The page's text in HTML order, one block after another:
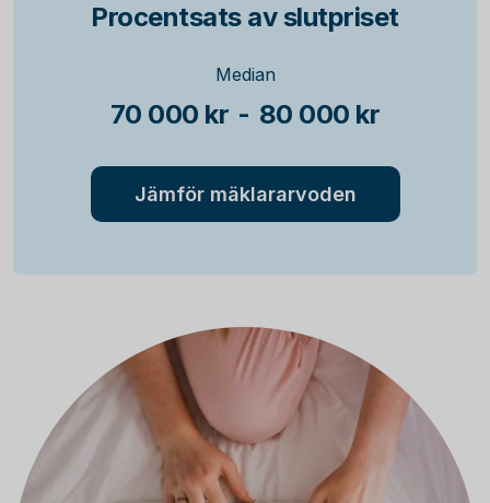
Procentsats av slutpriset
Median
70 000 kr - 80 000 kr
Jämför mäklararvoden